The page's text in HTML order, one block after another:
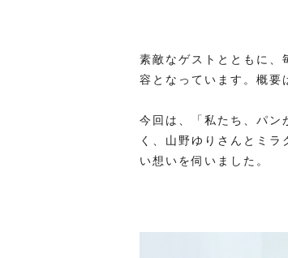
素敵なゲストとともに、
容となっています。概要
今回は、「私たち、パン
く、山野ゆりさんとミ
い想いを伺いました。